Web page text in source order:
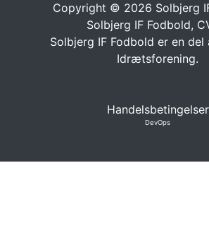
Copyright © 2026 Solbjerg
Solbjerg IF Fodbold,
Solbjerg IF Fodbold er en del
Idrætsforening.
Handelsbetingelser
DevOps